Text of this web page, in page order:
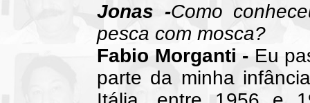
Jonas -Como
pesca com mosca?
Fabio Morganti - Eu
parte da minha